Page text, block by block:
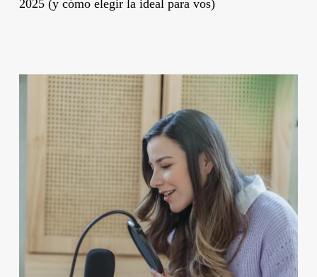
2025 (y cómo elegir la ideal para vos)